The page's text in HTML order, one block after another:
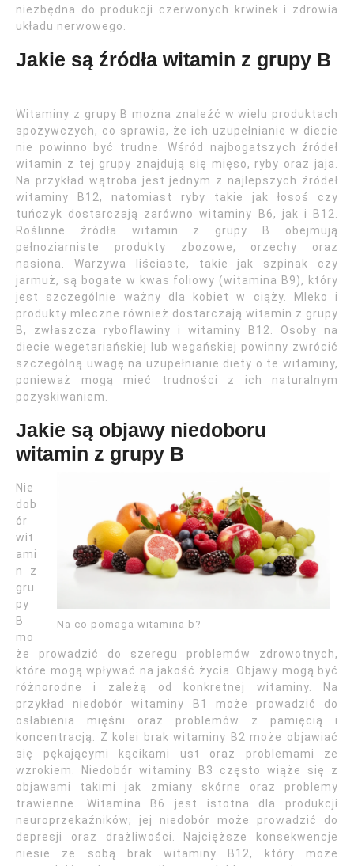
niezbędna do produkcji czerwonych krwinek i zdrowia
układu nerwowego.
Jakie są źródła witamin z grupy B
Witaminy z grupy B można znaleźć w wielu produktach
spożywczych, co sprawia, że ich uzupełnianie w diecie
nie powinno być trudne. Wśród najbogatszych źródeł
witamin z tej grupy znajdują się mięso, ryby oraz jaja.
Na przykład wątroba jest jednym z najlepszych źródeł
witaminy B12, natomiast ryby takie jak łosoś czy
tuńczyk dostarczają zarówno witaminy B6, jak i B12.
Roślinne źródła witamin z grupy B obejmują
pełnoziarniste produkty zbożowe, orzechy oraz
nasiona. Warzywa liściaste, takie jak szpinak czy
jarmuż, są bogate w kwas foliowy (witamina B9), który
jest szczególnie ważny dla kobiet w ciąży. Mleko i
produkty mleczne również dostarczają witamin z grupy
B, zwłaszcza ryboflawiny i witaminy B12. Osoby na
diecie wegetariańskiej lub wegańskiej powinny zwrócić
szczególną uwagę na uzupełnianie diety o te witaminy,
ponieważ mogą mieć trudności z ich naturalnym
pozyskiwaniem.
Jakie są objawy niedoboru
witamin z grupy B
Na co pomaga witamina b?
Nie
dob
ór
wit
ami
n z
gru
py
B
mo
że prowadzić do szeregu problemów zdrowotnych,
które mogą wpływać na jakość życia. Objawy mogą być
różnorodne i zależą od konkretnej witaminy. Na
przykład niedobór witaminy B1 może prowadzić do
osłabienia mięśni oraz problemów z pamięcią i
koncentracją. Z kolei brak witaminy B2 może objawiać
się pękającymi kącikami ust oraz problemami ze
wzrokiem. Niedobór witaminy B3 często wiąże się z
objawami takimi jak zmiany skórne oraz problemy
trawienne. Witamina B6 jest istotna dla produkcji
neuroprzekaźników; jej niedobór może prowadzić do
depresji oraz drażliwości. Najcięższe konsekwencje
niesie ze sobą brak witaminy B12, który może